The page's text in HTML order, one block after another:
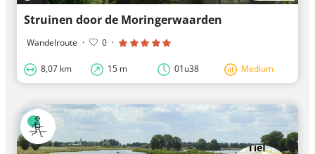
Struinen door de Moringerwaarden
Wandelroute · 0 ·
8,07 km 15 m 01u38 Medium